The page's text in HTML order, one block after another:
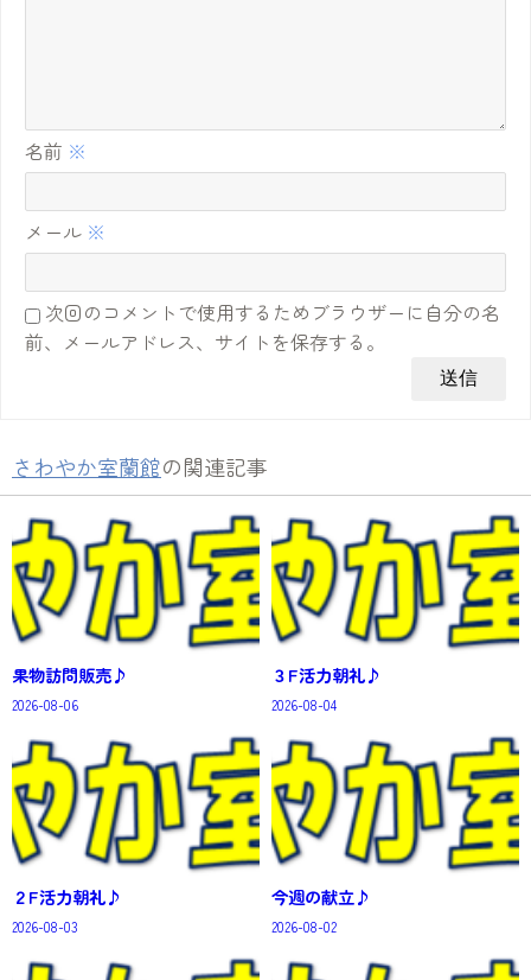
名前 ※
メール ※
次回のコメントで使用するためブラウザーに自分の名
前、メールアドレス、サイトを保存する。
さわやか室蘭館の関連記事
果物訪問販売♪
2026-08-06
３F活力朝礼♪
2026-08-04
２F活力朝礼♪
2026-08-03
今週の献立♪
2026-08-02